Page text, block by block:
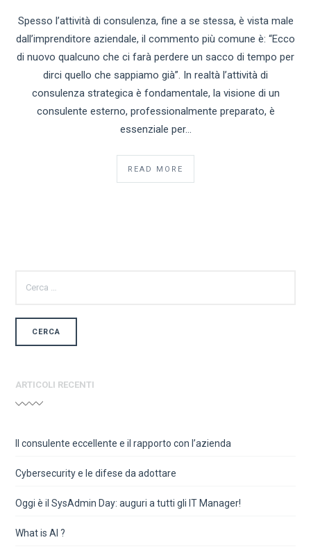
Spesso l’attività di consulenza, fine a se stessa, è vista male
dall’imprenditore aziendale, il commento più comune è: “Ecco
di nuovo qualcuno che ci farà perdere un sacco di tempo per
dirci quello che sappiamo già”. In realtà l’attività di
consulenza strategica è fondamentale, la visione di un
consulente esterno, professionalmente preparato, è
essenziale per…
READ MORE
PER:
ARTICOLI RECENTI
Il consulente eccellente e il rapporto con l’azienda
Cybersecurity e le difese da adottare
Oggi è il SysAdmin Day: auguri a tutti gli IT Manager!
What is AI ?